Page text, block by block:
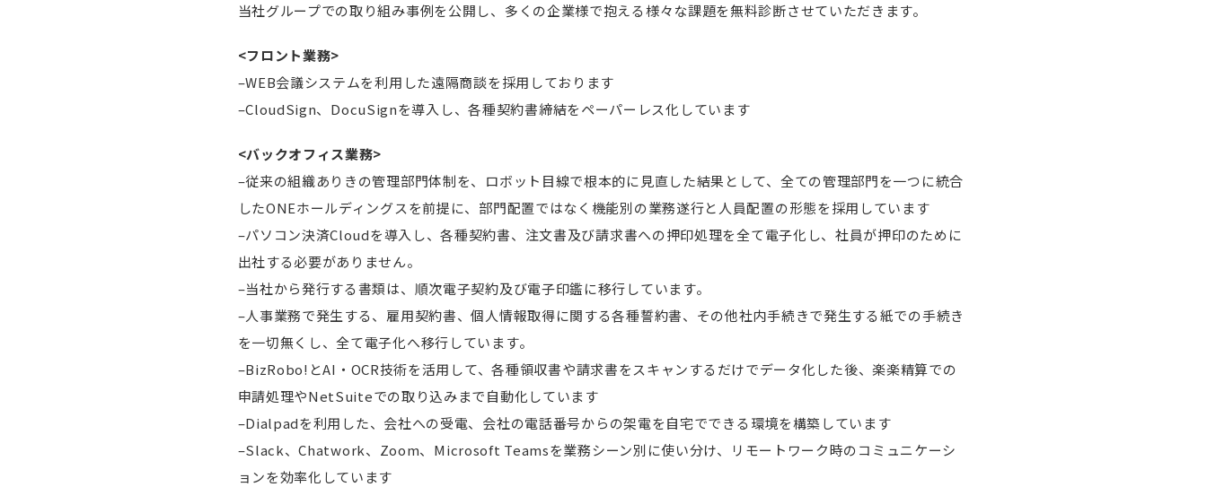
当社グループでの取り組み事例を公開し、多くの企業様で抱える様々な課題を無料診断させていただきます。
<フロント業務>
–WEB会議システムを利用した遠隔商談を採用しております
–CloudSign、DocuSignを導入し、各種契約書締結をペーパーレス化しています
<バックオフィス業務>
–従来の組織ありきの管理部門体制を、ロボット目線で根本的に見直した結果として、全ての管理部門を一つに統合
したONEホールディングスを前提に、部門配置ではなく機能別の業務遂行と人員配置の形態を採用しています
–パソコン決済Cloudを導入し、各種契約書、注文書及び請求書への押印処理を全て電子化し、社員が押印のために
出社する必要がありません。
–当社から発行する書類は、順次電子契約及び電子印鑑に移行しています。
–人事業務で発生する、雇用契約書、個人情報取得に関する各種誓約書、その他社内手続きで発生する紙での手続き
を一切無くし、全て電子化へ移行しています。
–BizRobo!とAI・OCR技術を活用して、各種領収書や請求書をスキャンするだけでデータ化した後、楽楽精算での
申請処理やNetSuiteでの取り込みまで自動化しています
–Dialpadを利用した、会社への受電、会社の電話番号からの架電を自宅でできる環境を構築しています
–Slack、Chatwork、Zoom、Microsoft Teamsを業務シーン別に使い分け、リモートワーク時のコミュニケーシ
ョンを効率化しています